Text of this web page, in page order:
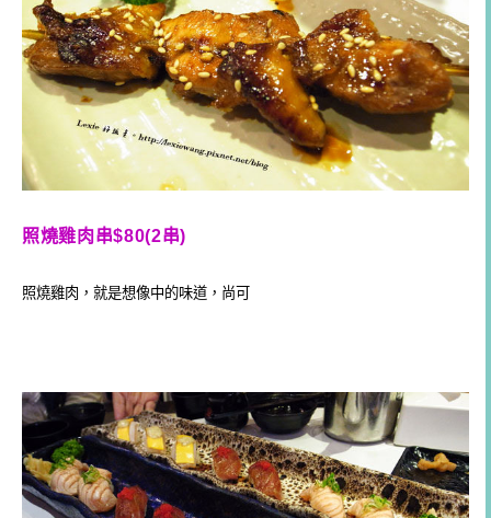
照燒雞肉串$80(2串)
照燒雞肉，就是想像中的味道，尚可